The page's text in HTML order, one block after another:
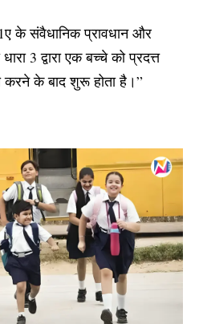
के संवैधानिक प्रावधान और
3 द्वारा एक बच्चे को प्रदत्त
करने के बाद शुरू होता है।”